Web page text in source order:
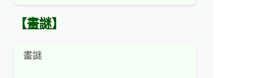
【畫謎】
畫謎